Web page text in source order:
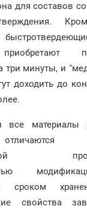
для составов
три минуты, и
доходить до
все
сроком
свойства